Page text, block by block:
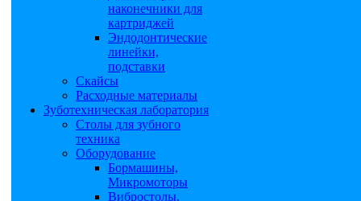
наконечники для
картриджей
Эндодонтические
линейки,
подставки
Скайсы
Расходные материалы
Зуботехническая лаборатория
Столы для зубного
техника
Оборудование
Бормашины,
Микромоторы
Вибростолы,